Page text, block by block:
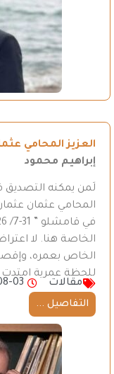
العزيز المحامي
إبراهيم محمود
لَمن يمكنه التصديق
المحامي عثمان
الخاصة هنا. لا
الخاص بعمره،
للحظة عمرية
مقالات
03
التفاصيل ...